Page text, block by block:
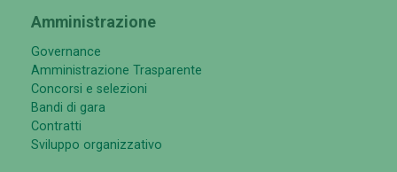
Amministrazione
Governance
Amministrazione Trasparente
Concorsi e selezioni
Bandi di gara
Contratti
Sviluppo organizzativo